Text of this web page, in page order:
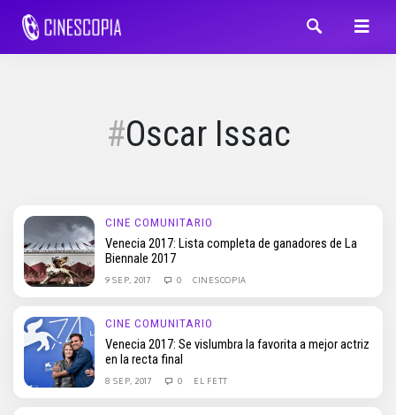
Oscar Issac
CINE COMUNITARIO
Venecia 2017: Lista completa de ganadores de La
Biennale 2017
9 SEP, 2017 0 CINESCOPIA
CINE COMUNITARIO
Venecia 2017: Se vislumbra la favorita a mejor actriz
en la recta final
8 SEP, 2017 0 EL FETT